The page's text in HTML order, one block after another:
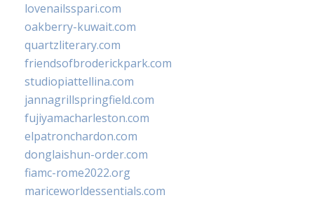
lovenailsspari.com
oakberry-kuwait.com
quartzliterary.com
friendsofbroderickpark.com
studiopiattellina.com
jannagrillspringfield.com
fujiyamacharleston.com
elpatronchardon.com
donglaishun-order.com
fiamc-rome2022.org
mariceworldessentials.com